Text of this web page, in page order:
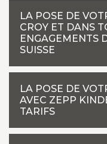
LA POSE DE
CROY ET DANS
ENGAGEMENTS
SUISSE
LA POSE DE
AVEC ZEPP
TARIFS